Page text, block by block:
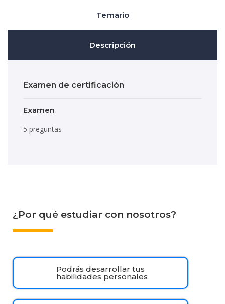
Temario
Descripción
Examen de certificación
Examen
5 preguntas
¿Por qué estudiar con nosotros?
Podrás desarrollar tus
habilidades personales